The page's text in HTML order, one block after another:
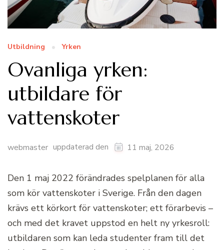
Utbildning Yrken
Ovanliga yrken:
utbildare för
vattenskoter
webmaster uppdaterad den 11 maj, 2026
Den 1 maj 2022 förändrades spelplanen för alla
som kör vattenskoter i Sverige. Från den dagen
krävs ett körkort för vattenskoter; ett förarbevis –
och med det kravet uppstod en helt ny yrkesroll:
utbildaren som kan leda studenter fram till det